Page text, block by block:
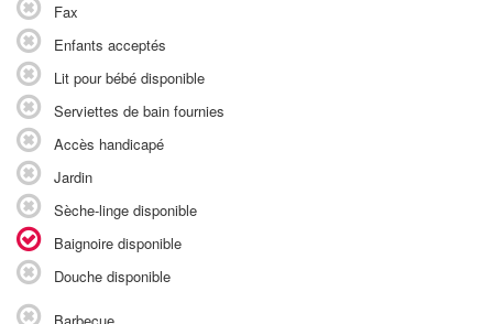
Fax
Enfants acceptés
Lit pour bébé disponible
Serviettes de bain fournies
Accès handicapé
Jardin
Sèche-linge disponible
Baignoire disponible
Douche disponible